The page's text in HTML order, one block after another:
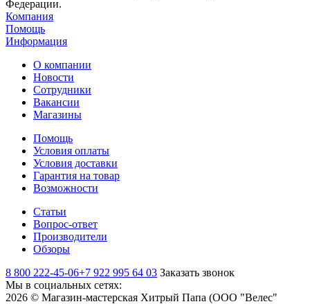
Федерации.
Компания
Помощь
Информация
О компании
Новости
Сотрудники
Вакансии
Магазины
Помощь
Условия оплаты
Условия доставки
Гарантия на товар
Возможности
Статьи
Вопрос-ответ
Производители
Обзоры
8 800 222-45-06+7 922 995 64 03 Заказать звонок
Мы в социальных сетях:
2026 © Магазин-мастерская Хитрый Папа (ООО "Велес"